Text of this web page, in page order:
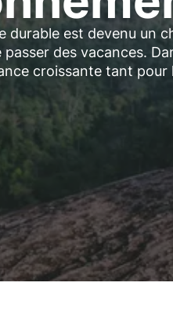
durable est devenu un
des vacances.
croissante tant